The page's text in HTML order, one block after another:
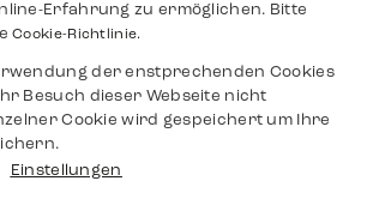
Erfahrung zu ermöglichen. Bitte
Cookie-Richtlinie.
der enstprechenden Cookies
Besuch dieser Webseite nicht
Cookie wird gespeichert um Ihre
Einstellungen